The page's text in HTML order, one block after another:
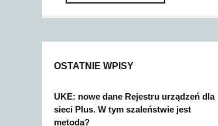
OSTATNIE WPISY
UKE: nowe dane Rejestru urządzeń dla
sieci Plus. W tym szaleństwie jest
metoda?